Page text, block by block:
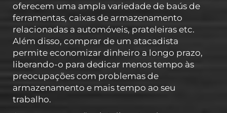
oferecem uma ampla variedade de baús de
ferramentas, caixas de armazenamento
relacionadas a automóveis, prateleiras etc.
Além disso, comprar de um atacadista
permite economizar dinheiro a longo prazo,
liberando-o para dedicar menos tempo às
preocupações com problemas de
armazenamento e mais tempo ao seu
trabalho.